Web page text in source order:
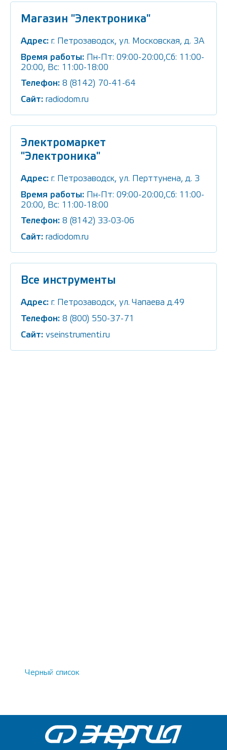
Магазин "Электроника"
Адрес: г. Петрозаводск, ул. Московская, д. 3А
Время работы: Пн-Пт: 09:00-20:00,Сб: 11:00-
20:00, Вс: 11:00-18:00
Телефон: 8 (8142) 70-41-64
Сайт: radiodom.ru
Электромаркет
"Электроника"
Адрес: г. Петрозаводск, ул. Перттунена, д. 3
Время работы: Пн-Пт: 09:00-20:00,Сб: 11:00-
20:00, Вс: 11:00-18:00
Телефон: 8 (8142) 33-03-06
Сайт: radiodom.ru
Все инструменты
Адрес: г. Петрозаводск, ул. Чапаева д.49
Телефон: 8 (800) 550-37-71
Сайт: vseinstrumenti.ru
Черный список